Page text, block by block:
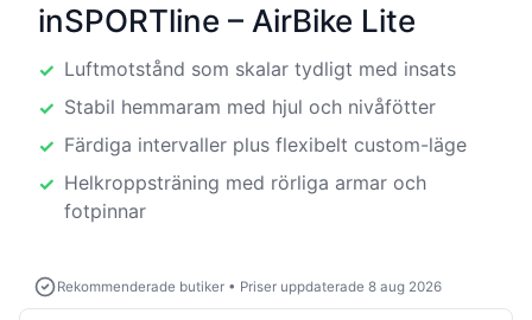
inSPORTline – AirBike Lite
Luftmotstånd som skalar tydligt med insats
Stabil hemmaram med hjul och nivåfötter
Färdiga intervaller plus flexibelt custom-läge
Helkroppsträning med rörliga armar och
fotpinnar
Rekommenderade butiker • Priser uppdaterade 8 aug 2026